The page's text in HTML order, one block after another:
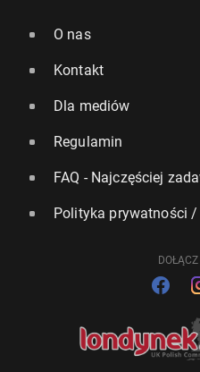
O nas
Kontakt
Dla mediów
Regulamin
FAQ - Najczęściej
Polityka prywatności /